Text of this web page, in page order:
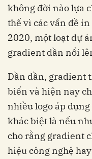
không đời nào lựa
thế vì các vấn đề
2020, một loạt dự
gradient dần nổi
Dần dần, gradient
biến và hiện nay
nhiều logo áp
khác biệt là nếu
cho rằng gradient
hiệu công nghệ